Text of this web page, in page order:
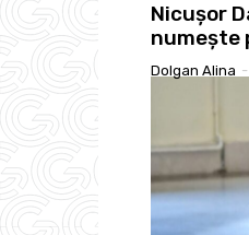
Nicușor
numește
Dolgan Alina -